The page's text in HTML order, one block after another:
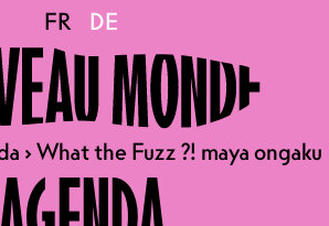
FR DE
›What the Fuzz ?! maya ongaku
FR DE
›What the Fuzz ?! maya ongaku
Fuzz ?! maya
ongaku
17.09.2026